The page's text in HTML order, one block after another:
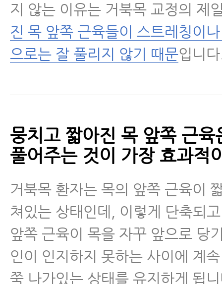
지 않는 이유는 거북목 교정의 제
진 목 앞쪽 근육들이 스트레칭이
으로는 잘 풀리지 않기 때문입니
뭉치고 짧아진 목 앞쪽 근육
풀어주는 것이 가장 효과적
거북목 환자는 목의 앞쪽 근육이
쳐있는 상태인데, 이렇게 단축되
앞쪽 근육이 목을 자꾸 앞으로 당
인이 인지하지 못하는 사이에 계
쭉 나가있는 상태를 유지하게 됩